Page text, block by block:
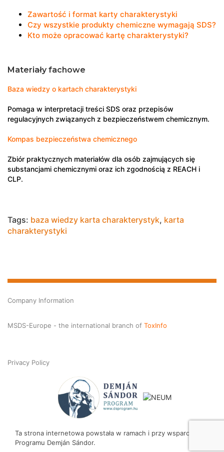
Zawartość i format karty charakterystyki
Czy wszystkie produkty chemiczne wymagają SDS?
Kto może opracować kartę charakterystyki?
Materiały fachowe
Baza wiedzy o kartach charakterystyki
Pomaga w interpretacji treści SDS oraz przepisów
regulacyjnych związanych z bezpieczeństwem chemicznym.
Kompas bezpieczeństwa chemicznego
Zbiór praktycznych materiałów dla osób zajmujących się
substancjami chemicznymi oraz ich zgodnością z REACH i
CLP.
Tags: baza wiedzy karta charakterystyk, karta
charakterystyki
Company Information
MSDS-Europe - the international branch of ToxInfo
Privacy Policy
Ta strona internetowa powstała w ramach i przy wsparciu
Programu Demján Sándor.